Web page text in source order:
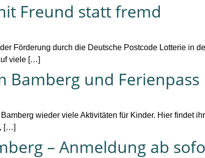
Freund statt fremd
Förderung durch die Deutsche Postcode Lotterie in
viele […]
Bamberg und Ferienpass
wieder viele Aktivitäten für Kinder. Hier findet
[…]
– Anmeldung ab